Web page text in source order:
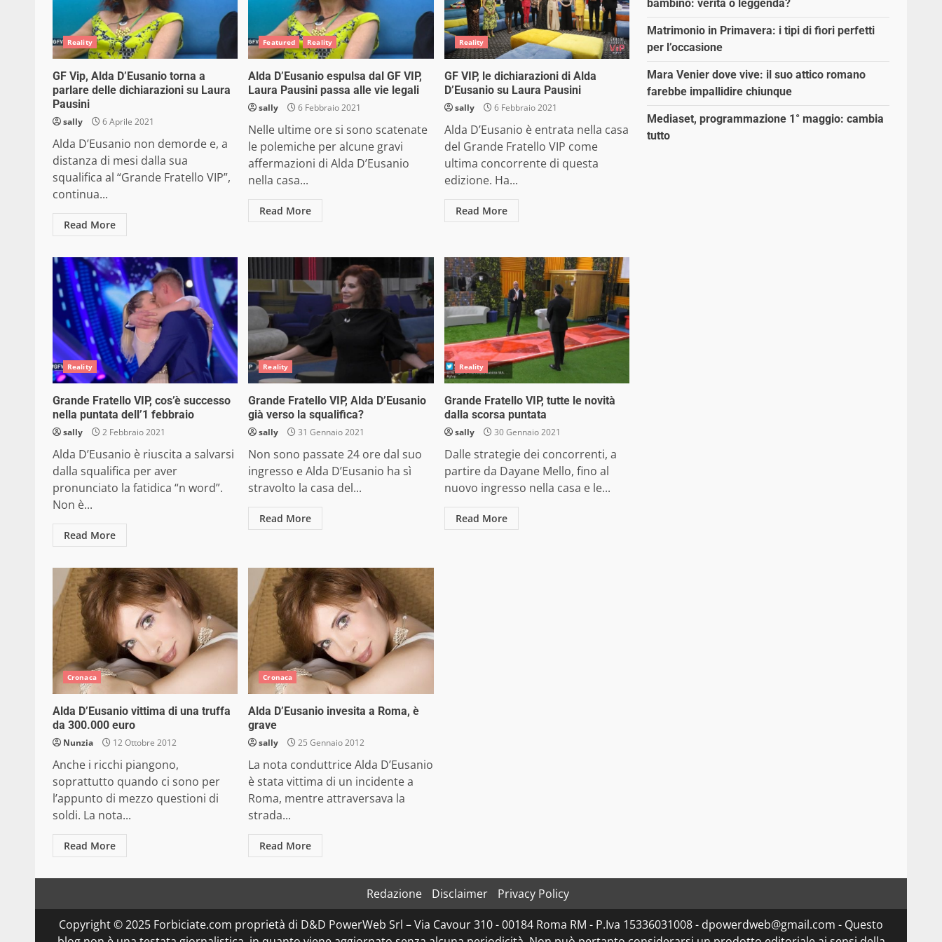
Reality
GF Vip, Alda D’Eusanio torna a
parlare delle dichiarazioni su Laura
Pausini
sally 6 Aprile 2021
Alda D’Eusanio non demorde e, a
distanza di mesi dalla sua
squalifica al “Grande Fratello VIP”,
continua...
Read More
Featured Reality
Alda D’Eusanio espulsa dal GF VIP,
Laura Pausini passa alle vie legali
sally 6 Febbraio 2021
Nelle ultime ore si sono scatenate
le polemiche per alcune gravi
affermazioni di Alda D’Eusanio
nella casa...
Read More
Reality
GF VIP, le dichiarazioni di Alda
D’Eusanio su Laura Pausini
sally 6 Febbraio 2021
Alda D’Eusanio è entrata nella casa
del Grande Fratello VIP come
ultima concorrente di questa
edizione. Ha...
Read More
Reality
Grande Fratello VIP, cos’è successo
nella puntata dell’1 febbraio
sally 2 Febbraio 2021
Alda D’Eusanio è riuscita a salvarsi
dalla squalifica per aver
pronunciato la fatidica “n word”.
Non è...
Read More
Reality
Grande Fratello VIP, Alda D’Eusanio
già verso la squalifica?
sally 31 Gennaio 2021
Non sono passate 24 ore dal suo
ingresso e Alda D’Eusanio ha sì
stravolto la casa del...
Read More
Reality
Grande Fratello VIP, tutte le novità
dalla scorsa puntata
sally 30 Gennaio 2021
Dalle strategie dei concorrenti, a
partire da Dayane Mello, fino al
nuovo ingresso nella casa e le...
Read More
Cronaca
Alda D’Eusanio vittima di una truffa
da 300.000 euro
Nunzia 12 Ottobre 2012
Anche i ricchi piangono,
soprattutto quando ci sono per
l’appunto di mezzo questioni di
soldi. La nota...
Read More
Cronaca
Alda D’Eusanio invesita a Roma, è
grave
sally 25 Gennaio 2012
La nota conduttrice Alda D’Eusanio
è stata vittima di un incidente a
Roma, mentre attraversava la
strada...
Read More
bambino: verità o leggenda?
Matrimonio in Primavera: i tipi di fiori perfetti
per l’occasione
Mara Venier dove vive: il suo attico romano
farebbe impallidire chiunque
Mediaset, programmazione 1° maggio: cambia
tutto
Redazione Disclaimer
Privacy Policy
Copyright © 2025 Forbiciate.com proprietà di D&D PowerWeb Srl – Via Cavour 310 - 00184 Roma RM - P.Iva 15336031008 - dpowerdweb@gmail.com - Questo